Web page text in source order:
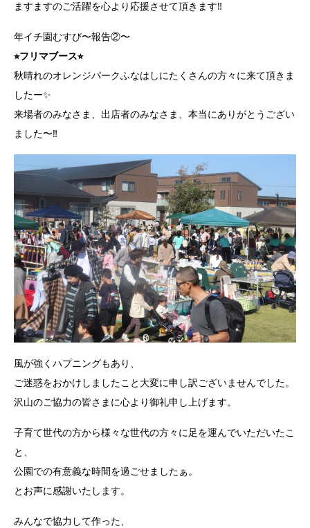
ますますのご活躍を心より応援させて頂きます‼️
年イチ園むすび〜報告②〜
⭐︎フリマブース⭐︎
秋晴れのオレンジパークふなはしにたくさんの方々に来て頂きま
したー✨
来場者のみなさま、出店者のみなさま、本当にありがとうござい
ました〜‼️
風が強くハプニングもあり、
ご迷惑をおかけしましたこと大変に申し訳ございませんでした。
沢山のご協力の皆さまに心より御礼申し上げます。
子育て世代の方から様々な世代の方々に足を運んでいただいたこ
と、
公園での有意義な時間を過ごせましたぁ。
とお声に感謝いたします。
みんなで協力して作った、